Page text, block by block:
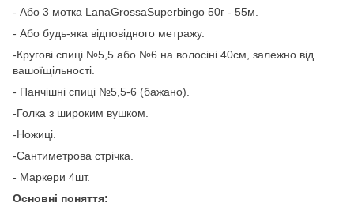
- Або 3 мотка LanaGrossaSuperbingo 50г - 55м.
- Або будь-яка відповідного метражу.
-Кругові спиці №5,5 або №6 на волосіні 40см, залежно від
вашоїщільності.
- Панчішні спиці №5,5-6 (бажано).
-Голка з широким вушком.
-Ножиці.
-Сантиметрова стрічка.
- Маркери 4шт.
Основні поняття: